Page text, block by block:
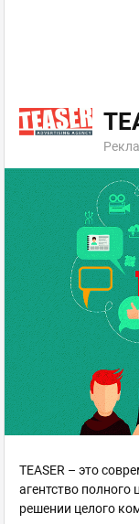
TEASER – это
агентство полного
решении целого